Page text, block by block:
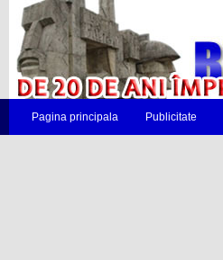
Pagina principala Publicitate